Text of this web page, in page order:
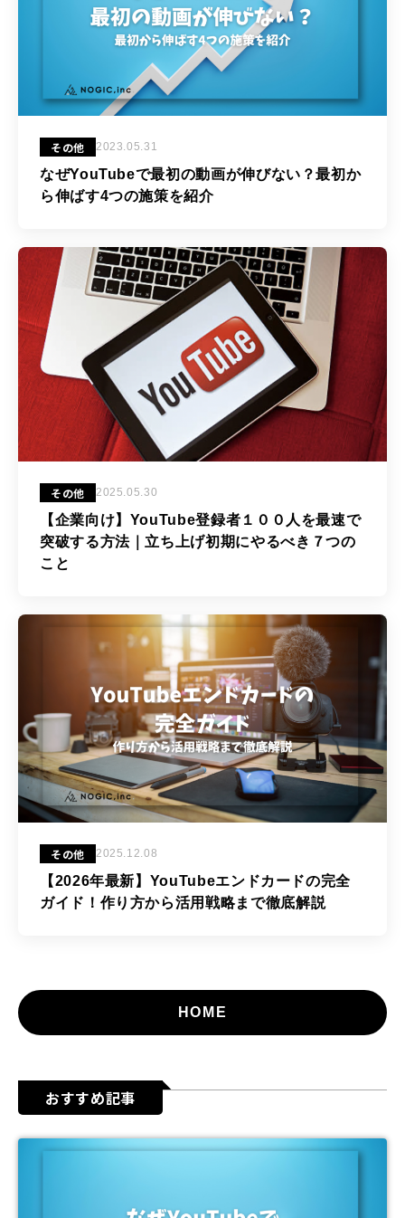
その他 2023.05.31
なぜYouTubeで最初の動画が伸びない？最初か
ら伸ばす4つの施策を紹介
その他 2025.05.30
【企業向け】YouTube登録者１００人を最速で
突破する方法｜立ち上げ初期にやるべき７つの
こと
その他 2025.12.08
【2026年最新】YouTubeエンドカードの完全
ガイド！作り方から活用戦略まで徹底解説
HOME
おすすめ記事